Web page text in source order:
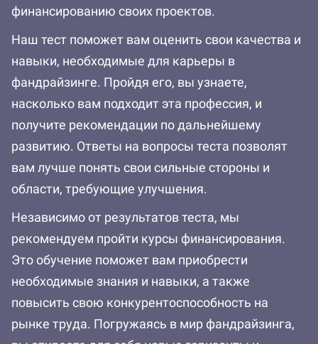
финансированию своих проектов.
Наш тест поможет вам оценить свои качества и
навыки, необходимые для карьеры в
фандрайзинге. Пройдя его, вы узнаете,
насколько вам подходит эта профессия, и
получите рекомендации по дальнейшему
развитию. Ответы на вопросы теста позволят
вам лучше понять свои сильные стороны и
области, требующие улучшения.
Независимо от результатов теста, мы
рекомендуем пройти курсы финансирования.
Это обучение поможет вам приобрести
необходимые знания и навыки, а также
повысить свою конкурентоспособность на
рынке труда. Погружаясь в мир фандрайзинга,